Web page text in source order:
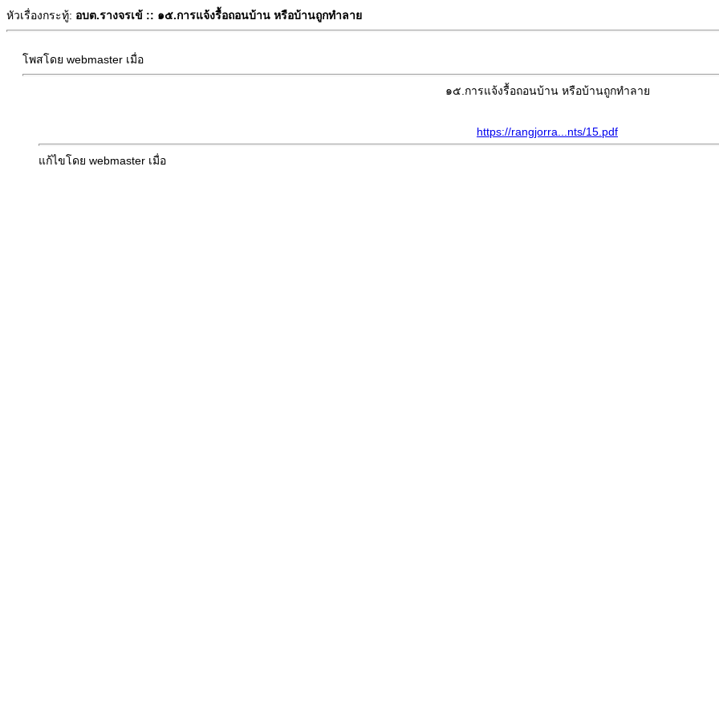
หัวเรื่องกระทู้: อบต.รางจรเข้ :: ๑๕.การแจ้งรื้อถอนบ้าน หรือบ้านถูกทำลาย
โพสโดย webmaster เมื่อ
๑๕.การแจ้งรื้อถอนบ้าน หรือบ้านถูกทำลาย
https://rangjorra...nts/15.pdf
แก้ไขโดย webmaster เมื่อ